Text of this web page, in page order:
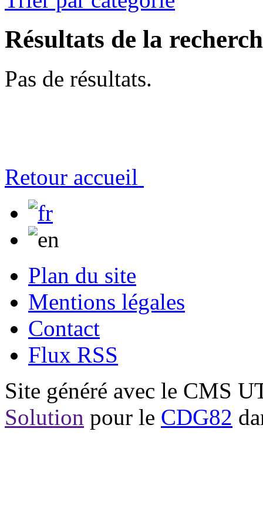
Résultats de la
Pas de résultats.
Retour accueil
Plan du site
Mentions légales
Contact
Flux RSS
Site généré avec le CMS
Solution pour le CDG82